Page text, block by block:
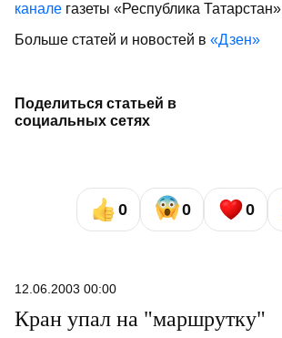
канале газеты «Республика Татарстан»
Больше статей и новостей в «Дзен»
Поделиться статьей в
социальных сетях
0 0 0
12.06.2003 00:00
Кран упал на "маршрутку"